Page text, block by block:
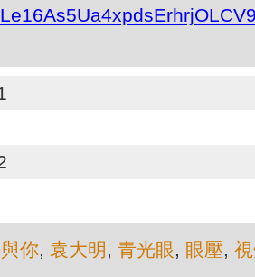
你, 袁大明 , 青光眼, 眼壓,